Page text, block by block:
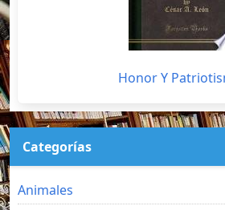
Honor Y
Categorías
Animales